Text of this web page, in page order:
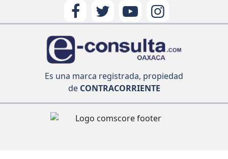
Es una marca registrada, propiedad
deCONTRACORRIENTE